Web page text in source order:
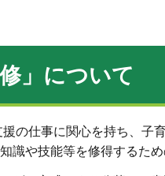
修」について
の仕事に関心を持ち、子
識や技能等を修得するた